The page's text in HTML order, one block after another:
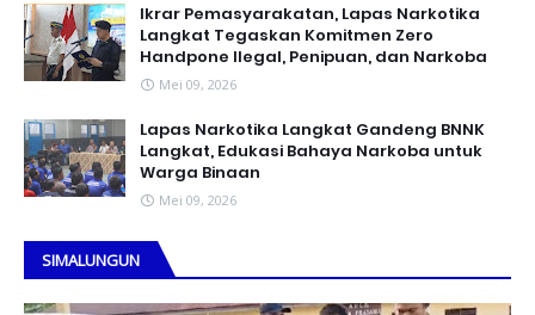
Ikrar Pemasyarakatan, Lapas Narkotika
Langkat Tegaskan Komitmen Zero
Handpone llegal, Penipuan, dan Narkoba
Mei 09, 2026
Lapas Narkotika Langkat Gandeng BNNK
Langkat, Edukasi Bahaya Narkoba untuk
Warga Binaan
Mei 09, 2026
SIMALUNGUN